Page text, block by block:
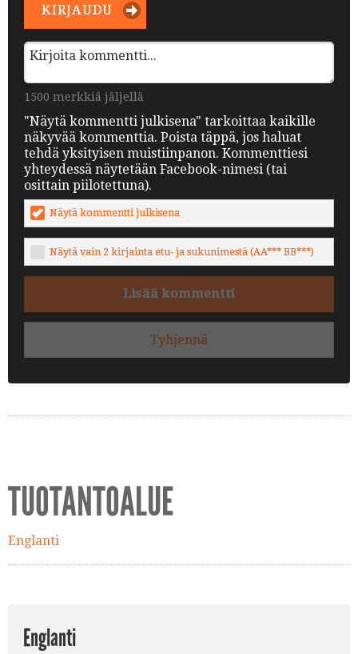
KIRJAUDU
1500 merkkiä jäljellä
"Näytä kommentti julkisena" tarkoittaa kaikille
näkyvää kommenttia. Poista täppä, jos haluat
tehdä yksityisen muistiinpanon. Kommenttiesi
yhteydessä näytetään Facebook-nimesi (tai
osittain piilotettuna).
Näytä kommentti julkisena
Näytä vain 2 kirjainta etu- ja sukunimestä (AA*** BB***)
Lisää kommentti
Tyhjennä
TUOTANTOALUE
Englanti
Englanti